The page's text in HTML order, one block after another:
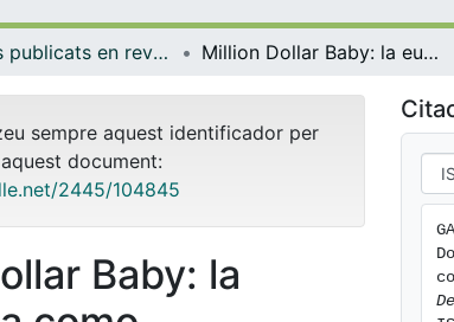
Articles publicats en revistes (Ciència Política, Dret Constitucional i Filosofia del Dret) Million Dollar Baby: la eutanasia como compromiso
sempre aquest identificador per
document:
2445/104845
Baby: la